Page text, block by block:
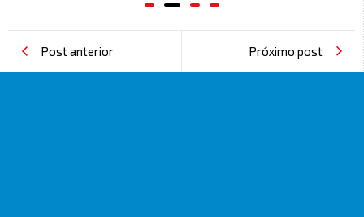
Post anterior Próximo post